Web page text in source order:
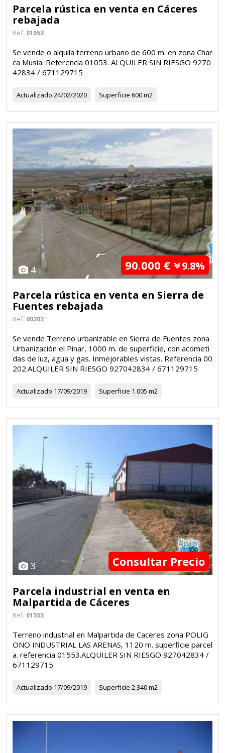
Parcela rústica en venta en Cáceres
rebajada
Ref. 01053
Se vende o alquila terreno urbano de 600 m. en zona Char
ca Musia. Referencia 01053. ALQUILER SIN RIESGO 9270
42834 / 671129715
Actualizado 24/02/2020 Superficie 600 m2
4 90.000 € 9.8%
Parcela rústica en venta en Sierra de
Fuentes rebajada
Ref. 00202
Se vende Terreno urbanizable en Sierra de Fuentes zona
Urbanización el Pinar, 1000 m. de superficie, con acometi
das de luz, agua y gas. Inmejorables vistas. Referencia 00
202.ALQUILER SIN RIESGO 927042834 / 671129715
Actualizado 17/09/2019 Superficie 1.005 m2
3 Consultar Precio
Parcela industrial en venta en
Malpartida de Cáceres
Ref. 01553
Terreno industrial en Malpartida de Caceres zona POLIG
ONO INDUSTRIAL LAS ARENAS, 1120 m. superficie parcel
a. referencia 01553.ALQUILER SIN RIESGO 927042834 /
671129715
Actualizado 17/09/2019 Superficie 2.340 m2